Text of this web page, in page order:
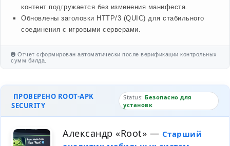
контент подгружается без изменения манифеста.
Обновлены заголовки HTTP/3 (QUIC) для стабильного
соединения с игровыми серверами.
Отчет сформирован автоматически после верификации контрольных
сумм билда.
ПРОВЕРЕНО ROOT-APK
SECURITY
Status: Безопасно для
установк
Александр «Root» — Старший